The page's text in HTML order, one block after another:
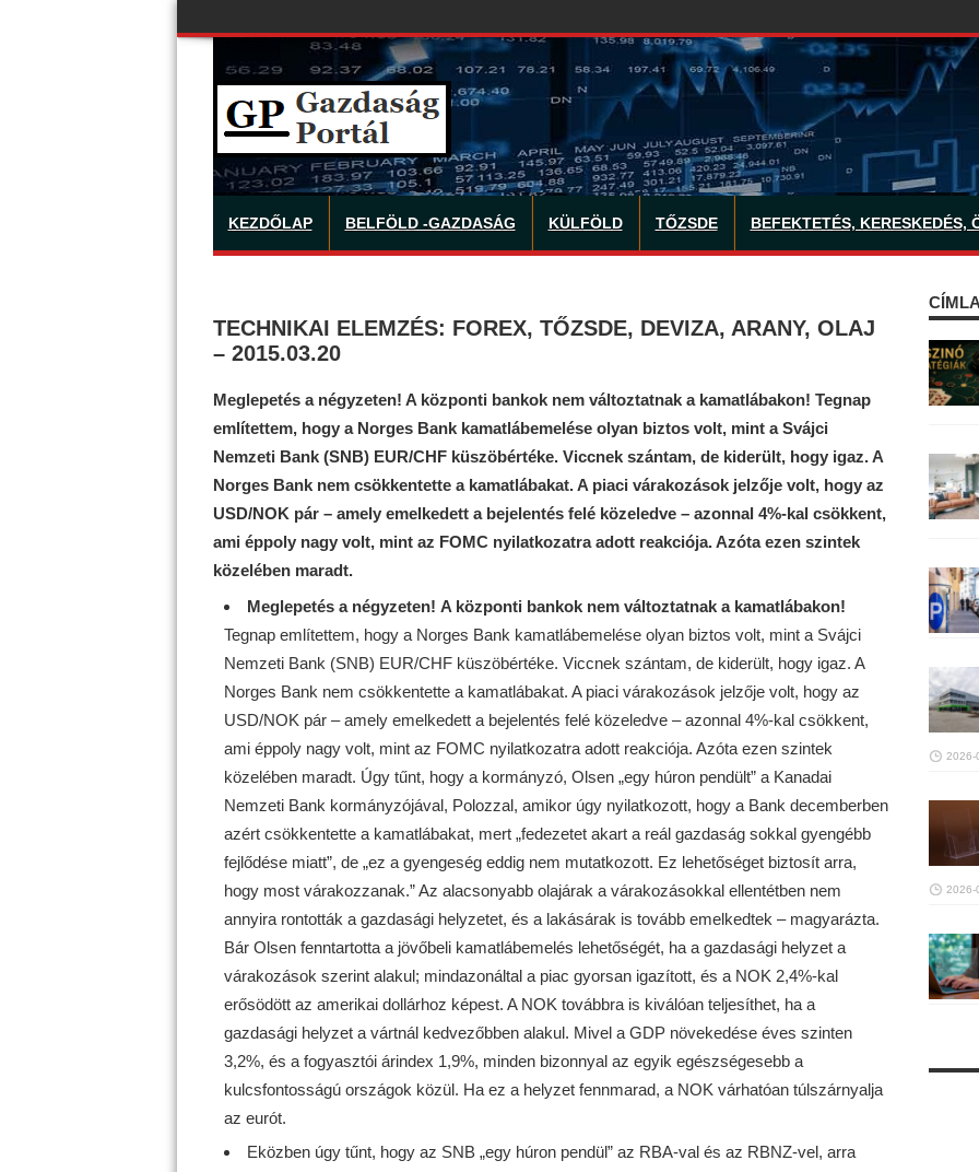
KEZDŐLAP BELFÖLD -GAZDASÁG KÜLFÖLD TŐZSDE BEFEKTETÉS, KERESKEDÉS,
TECHNIKAI ELEMZÉS: FOREX, TŐZSDE, DEVIZA, ARANY, OLAJ
– 2015.03.20
Meglepetés a négyzeten! A központi bankok nem változtatnak a kamatlábakon! Tegnap
említettem, hogy a Norges Bank kamatlábemelése olyan biztos volt, mint a Svájci
Nemzeti Bank (SNB) EUR/CHF küszöbértéke. Viccnek szántam, de kiderült, hogy igaz. A
Norges Bank nem csökkentette a kamatlábakat. A piaci várakozások jelzője volt, hogy az
USD/NOK pár – amely emelkedett a bejelentés felé közeledve – azonnal 4%-kal csökkent,
ami éppoly nagy volt, mint az FOMC nyilatkozatra adott reakciója. Azóta ezen szintek
közelében maradt.
Meglepetés a négyzeten! A központi bankok nem változtatnak a kamatlábakon!
Tegnap említettem, hogy a Norges Bank kamatlábemelése olyan biztos volt, mint a Svájci
Nemzeti Bank (SNB) EUR/CHF küszöbértéke. Viccnek szántam, de kiderült, hogy igaz. A
Norges Bank nem csökkentette a kamatlábakat. A piaci várakozások jelzője volt, hogy az
USD/NOK pár – amely emelkedett a bejelentés felé közeledve – azonnal 4%-kal csökkent,
ami éppoly nagy volt, mint az FOMC nyilatkozatra adott reakciója. Azóta ezen szintek
közelében maradt. Úgy tűnt, hogy a kormányzó, Olsen „egy húron pendült” a Kanadai
Nemzeti Bank kormányzójával, Polozzal, amikor úgy nyilatkozott, hogy a Bank decemberben
azért csökkentette a kamatlábakat, mert „fedezetet akart a reál gazdaság sokkal gyengébb
fejlődése miatt”, de „ez a gyengeség eddig nem mutatkozott. Ez lehetőséget biztosít arra,
hogy most várakozzanak.” Az alacsonyabb olajárak a várakozásokkal ellentétben nem
annyira rontották a gazdasági helyzetet, és a lakásárak is tovább emelkedtek – magyarázta.
Bár Olsen fenntartotta a jövőbeli kamatlábemelés lehetőségét, ha a gazdasági helyzet a
várakozások szerint alakul; mindazonáltal a piac gyorsan igazított, és a NOK 2,4%-kal
erősödött az amerikai dollárhoz képest. A NOK továbbra is kiválóan teljesíthet, ha a
gazdasági helyzet a vártnál kedvezőbben alakul. Mivel a GDP növekedése éves szinten
3,2%, és a fogyasztói árindex 1,9%, minden bizonnyal az egyik egészségesebb a
kulcsfontosságú országok közül. Ha ez a helyzet fennmarad, a NOK várhatóan túlszárnyalja
az eurót.
Eközben úgy tűnt, hogy az SNB „egy húron pendül” az RBA-val és az RBNZ-vel, arra
2026-
2026-